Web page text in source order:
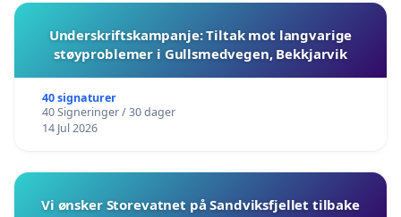
Underskriftskampanje: Tiltak mot langvarige
støyproblemer i Gullsmedvegen, Bekkjarvik
40 signaturer
40 Signeringer / 30 dager
14 Jul 2026
Vi ønsker Storevatnet på Sandviksfjellet tilbake